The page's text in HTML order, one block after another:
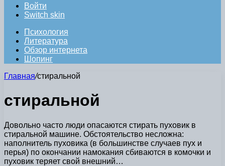
Войти
Switch skin
Психология
Литература
Обзор интернета
Шопинг
Главная/стиральной
стиральной
Довольно часто люди опасаются стирать пуховик в
стиральной машине. Обстоятельство несложна:
наполнитель пуховика (в большинстве случаев пух и
перья) по окончании намокания сбиваются в комочки и
пуховик теряет свой внешний…